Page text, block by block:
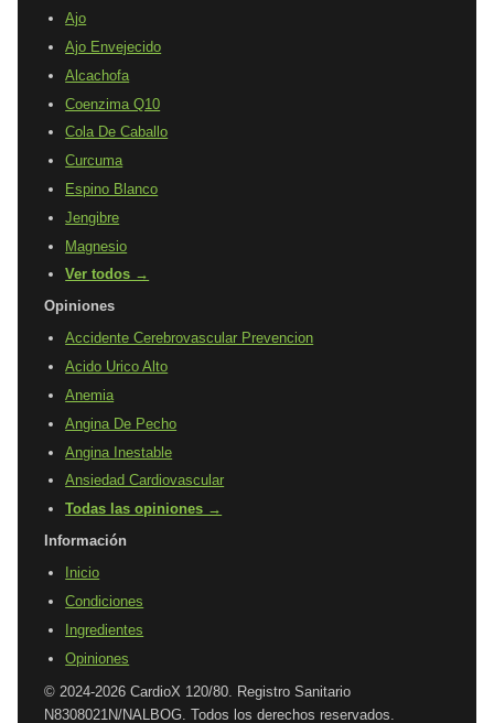
Ajo
Ajo Envejecido
Alcachofa
Coenzima Q10
Cola De Caballo
Curcuma
Espino Blanco
Jengibre
Magnesio
Ver todos →
Opiniones
Accidente Cerebrovascular Prevencion
Acido Urico Alto
Anemia
Angina De Pecho
Angina Inestable
Ansiedad Cardiovascular
Todas las opiniones →
Información
Inicio
Condiciones
Ingredientes
Opiniones
© 2024-2026 CardioX 120/80. Registro Sanitario
N8308021N/NALBOG. Todos los derechos reservados.